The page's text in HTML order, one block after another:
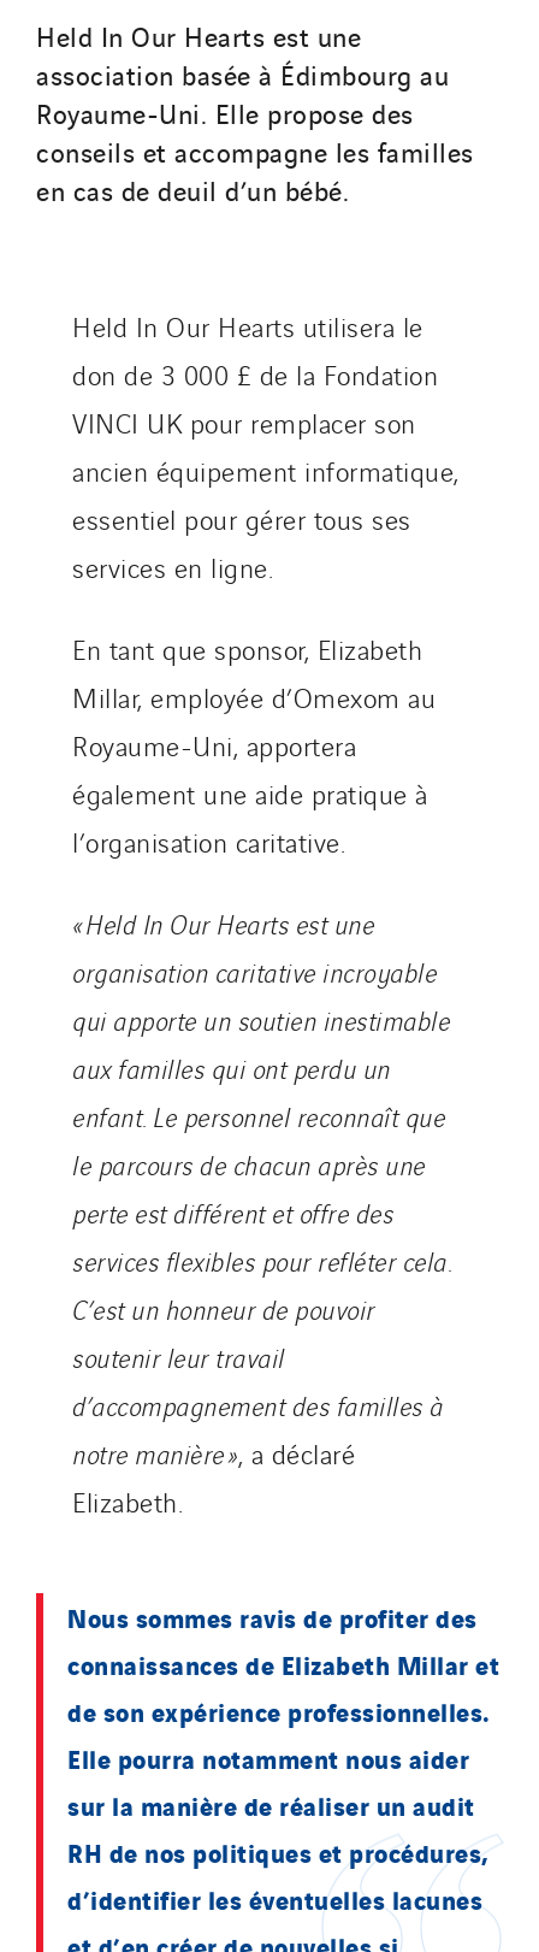
Held In Our Hearts est une
association basée à Édimbourg au
Royaume-Uni. Elle propose des
conseils et accompagne les familles
en cas de deuil d’un bébé.
Held In Our Hearts utilisera le
don de 3 000 £ de la Fondation
VINCI UK pour remplacer son
ancien équipement informatique,
essentiel pour gérer tous ses
services en ligne.
En tant que sponsor, Elizabeth
Millar, employée d’Omexom au
Royaume-Uni, apportera
également une aide pratique à
l’organisation caritative.
« Held In Our Hearts est une
organisation caritative incroyable
qui apporte un soutien inestimable
aux familles qui ont perdu un
enfant. Le personnel reconnaît que
le parcours de chacun après une
perte est différent et offre des
services flexibles pour refléter cela.
C’est un honneur de pouvoir
soutenir leur travail
d’accompagnement des familles à
notre manière », a déclaré
Elizabeth.
Nous sommes ravis de profiter des
connaissances de Elizabeth Millar et
de son expérience professionnelles.
Elle pourra notamment nous aider
sur la manière de réaliser un audit
RH de nos politiques et procédures,
d’identifier les éventuelles lacunes